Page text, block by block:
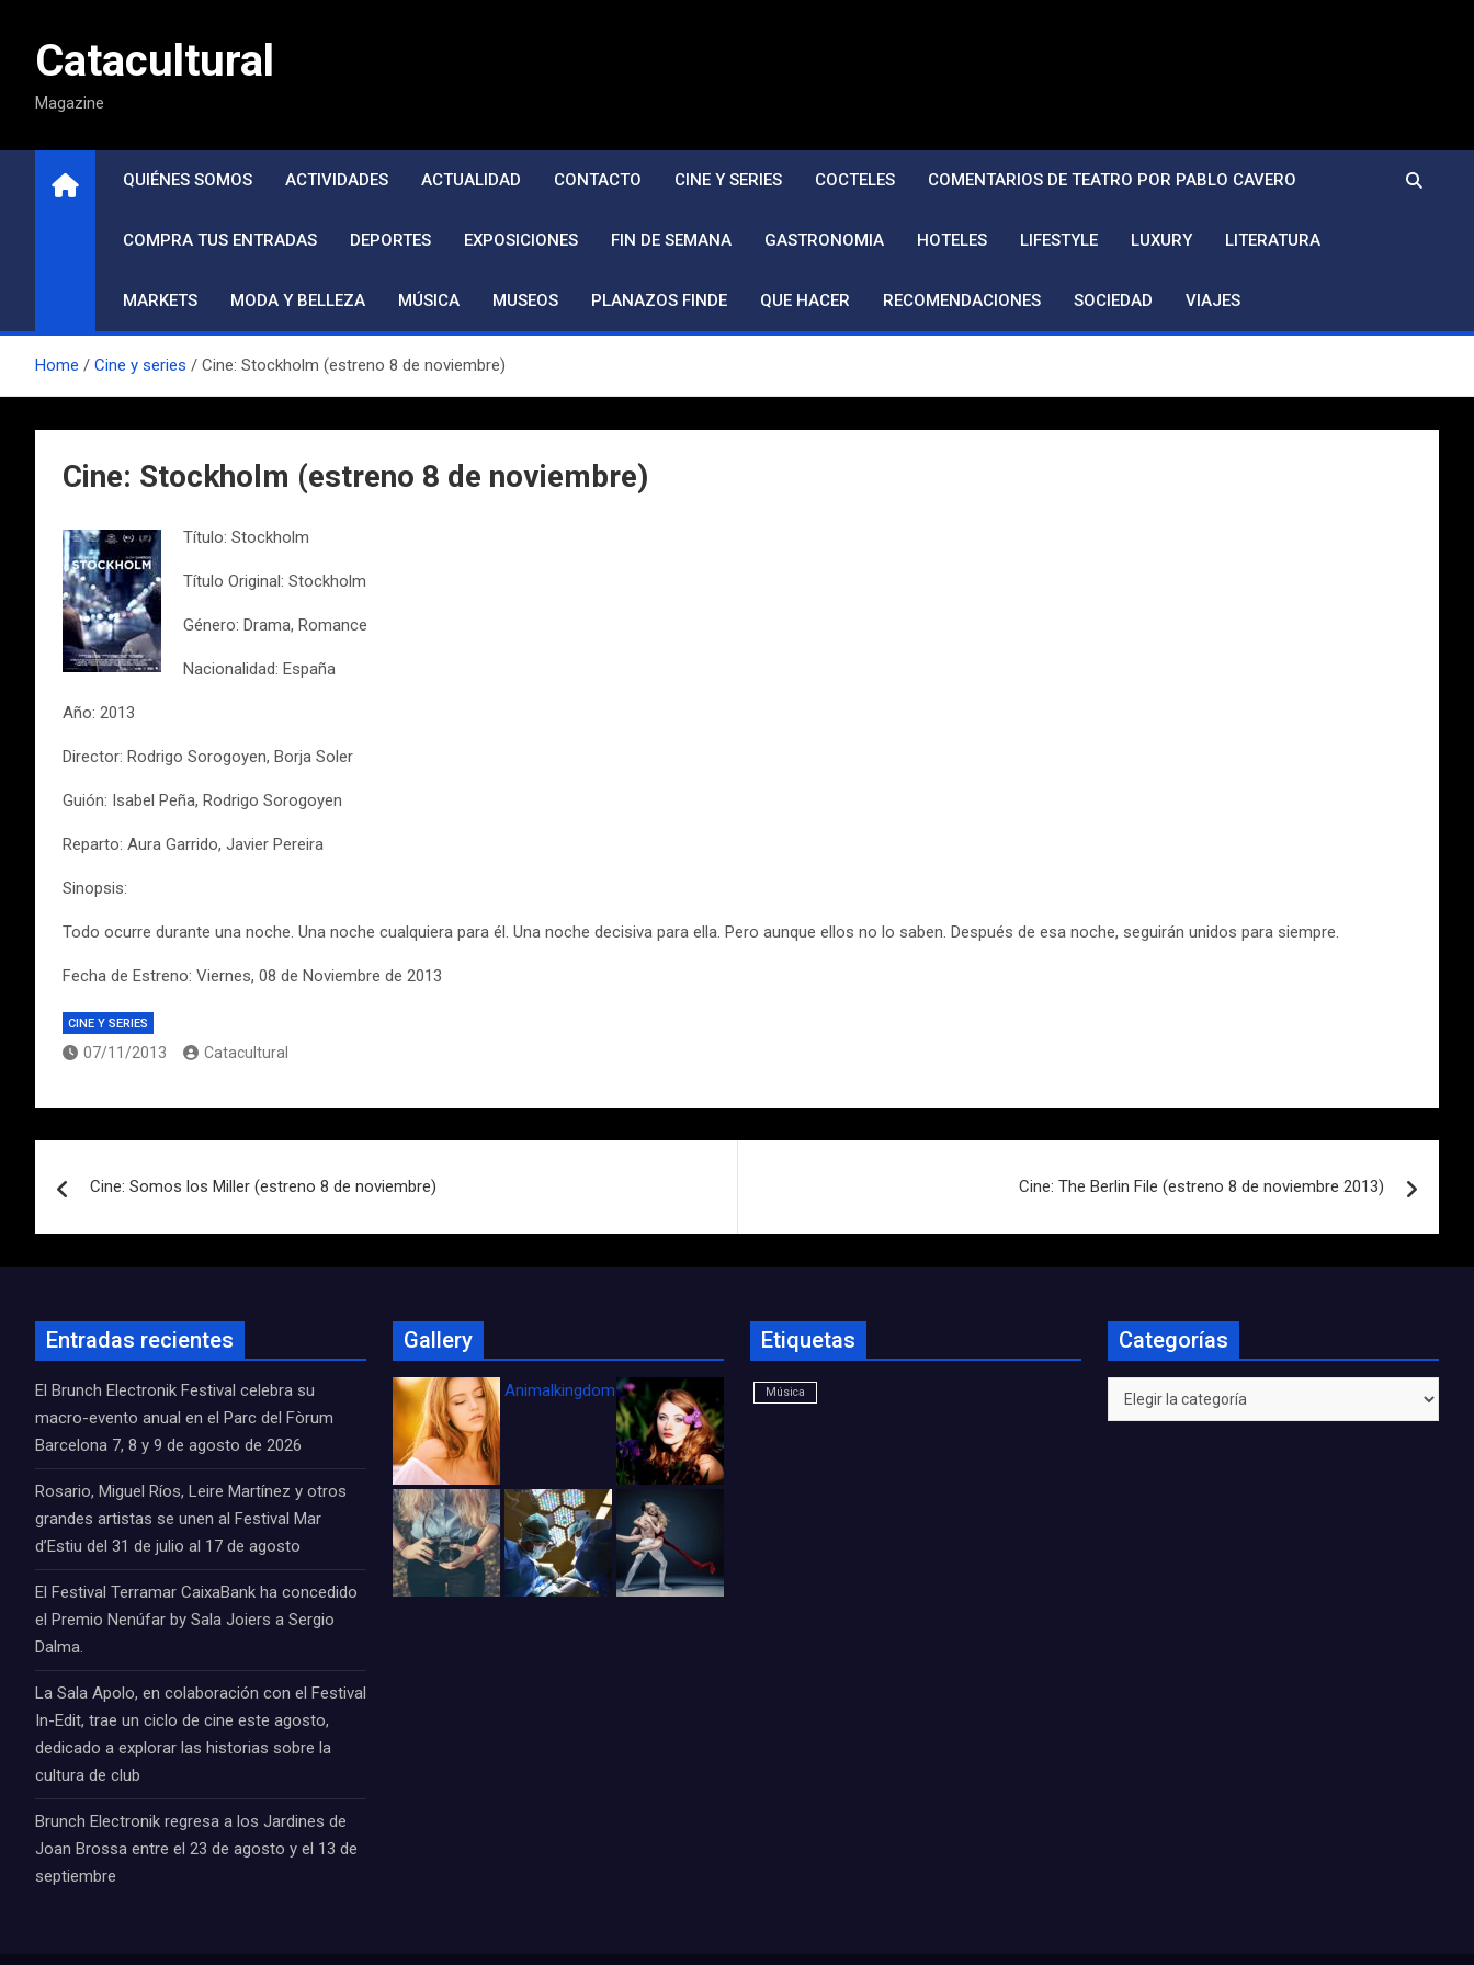
contenidoCatacultural
Magazine
QUIÉNES SOMOS ACTIVIDADES ACTUALIDAD CONTACTO CINE Y SERIES COCTELES COMENTARIOS DE TEATRO POR PABLO CAVERO
COMPRA TUS ENTRADAS DEPORTES EXPOSICIONES FIN DE SEMANA GASTRONOMIA HOTELES LIFESTYLE LUXURY LITERATURA
MARKETS MODA Y BELLEZA MÚSICA MUSEOS PLANAZOS FINDE QUE HACER RECOMENDACIONES SOCIEDAD VIAJES
Home Cine y series Cine: Stockholm (estreno 8 de noviembre)
Cine: Stockholm (estreno 8 de noviembre)
Título: Stockholm
Título Original: Stockholm
Género: Drama, Romance
Nacionalidad: España
Año: 2013
Director: Rodrigo Sorogoyen, Borja Soler
Guión: Isabel Peña, Rodrigo Sorogoyen
Reparto: Aura Garrido, Javier Pereira
Sinopsis:
Todo ocurre durante una noche. Una noche cualquiera para él. Una noche decisiva para ella. Pero aunque ellos no lo saben. Después de esa noche, seguirán unidos para siempre.
Fecha de Estreno: Viernes, 08 de Noviembre de 2013
CINE Y SERIES
07/11/2013 Catacultural
de
Cine: Somos los Miller (estreno 8 de noviembre) Cine: The Berlin File (estreno 8 de noviembre 2013)
Entradas recientes
El Brunch Electronik Festival celebra su
macro-evento anual en el Parc del Fòrum
Barcelona 7, 8 y 9 de agosto de 2026
Rosario, Miguel Ríos, Leire Martínez y otros
grandes artistas se unen al Festival Mar
d’Estiu del 31 de julio al 17 de agosto
El Festival Terramar CaixaBank ha concedido
el Premio Nenúfar by Sala Joiers a Sergio
Dalma.
La Sala Apolo, en colaboración con el Festival
In-Edit, trae un ciclo de cine este agosto,
dedicado a explorar las historias sobre la
cultura de club
Brunch Electronik regresa a los Jardines de
Joan Brossa entre el 23 de agosto y el 13 de
septiembre
Gallery
Animalkingdom_FichaCine
Etiquetas
Música
Categorías
Categorías